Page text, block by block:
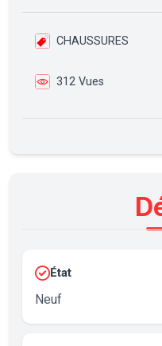
CHAUSSURES
312 Vues
État
Neuf